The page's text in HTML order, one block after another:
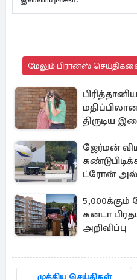
மேலும் பிரான்ஸ்
திருடிய
ஜேர்மன்
ட்ரோன்
கனடா
அறிவிப்பு
முக்கிய செய்திகள்